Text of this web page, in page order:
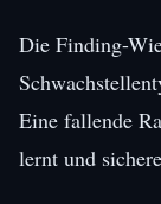
Die Finding-
Eine fallende
lernt und